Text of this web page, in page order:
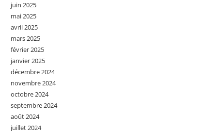
juin 2025
mai 2025
avril 2025
mars 2025
février 2025
janvier 2025
décembre 2024
novembre 2024
octobre 2024
septembre 2024
août 2024
juillet 2024